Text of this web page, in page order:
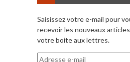
Saisissez votre e-mail pour
recevoir les nouveaux
votre boite aux lettres.
Adresse